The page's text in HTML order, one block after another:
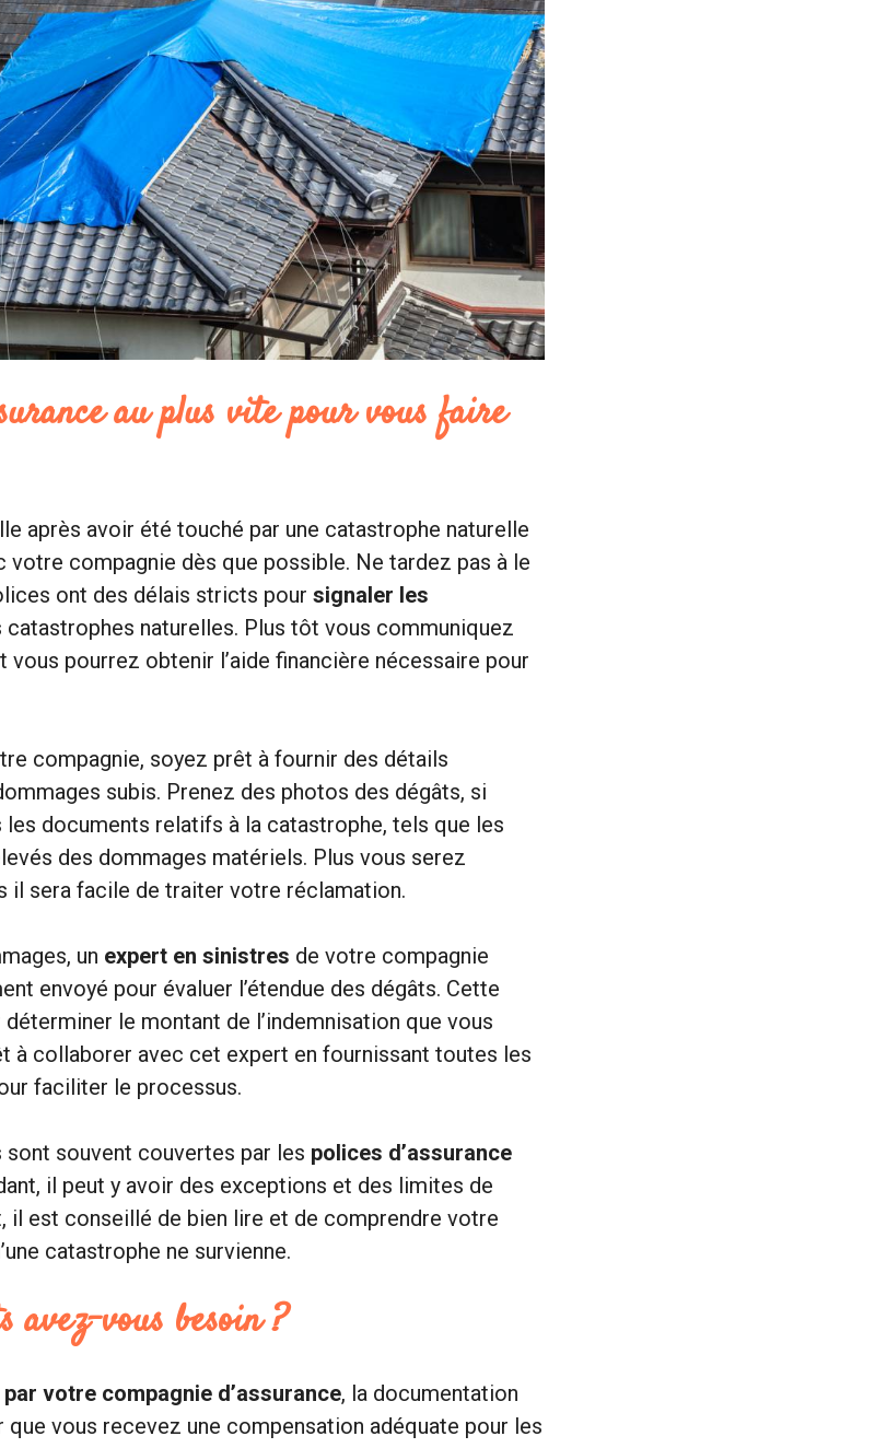
au plus vite pour vous faire
après avoir été touché par une catastrophe naturelle
compagnie dès que possible. Ne tardez pas à le
ont des délais stricts pour signaler les
catastrophes naturelles. Plus tôt vous communiquez
vous pourrez obtenir l’aide financière nécessaire pour
compagnie, soyez prêt à fournir des détails
subis. Prenez des photos des dégâts, si
documents relatifs à la catastrophe, tels que les
des dommages matériels. Plus vous serez
il sera facile de traiter votre réclamation.
un expert en sinistres de votre compagnie
envoyé pour évaluer l’étendue des dégâts. Cette
le montant de l’indemnisation que vous
à collaborer avec cet expert en fournissant toutes les
faciliter le processus.
souvent couvertes par les polices d’assurance
il peut y avoir des exceptions et des limites de
il est conseillé de bien lire et de comprendre votre
catastrophe ne survienne.
avez-vous besoin ?
votre compagnie d’assurance, la documentation
vous recevez une compensation adéquate pour les